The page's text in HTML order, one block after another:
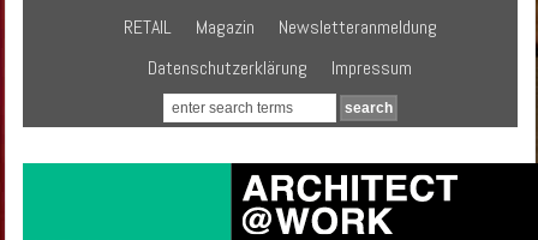
RETAIL
Magazin
Newsletteranmeldung
Datenschutzerklärung
Impressum